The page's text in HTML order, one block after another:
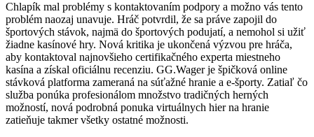
Chlapík mal problémy s kontaktovaním podpory a možno vás tento
problém naozaj unavuje. Hráč potvrdil, že sa práve zapojil do
športových stávok, najmä do športových podujatí, a nemohol si užiť
žiadne kasínové hry. Nová kritika je ukončená výzvou pre hráča,
aby kontaktoval najnovšieho certifikačného experta miestneho
kasína a získal oficiálnu recenziu. GG.Wager je špičková online
stávková platforma zameraná na súťažné hranie a e-športy. Zatiaľ čo
služba ponúka profesionálom množstvo tradičných herných
možností, nová podrobná ponuka virtuálnych hier na hranie
zatieňuje takmer všetky ostatné možnosti.